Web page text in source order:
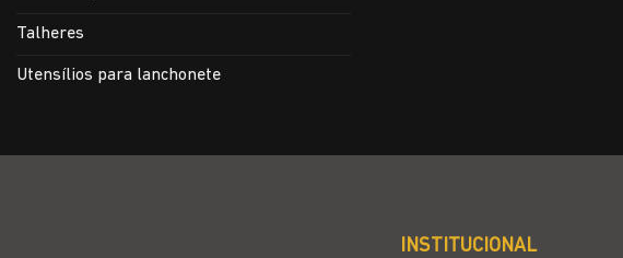
Talheres
Utensílios para lanchonete
INSTITUCIONAL